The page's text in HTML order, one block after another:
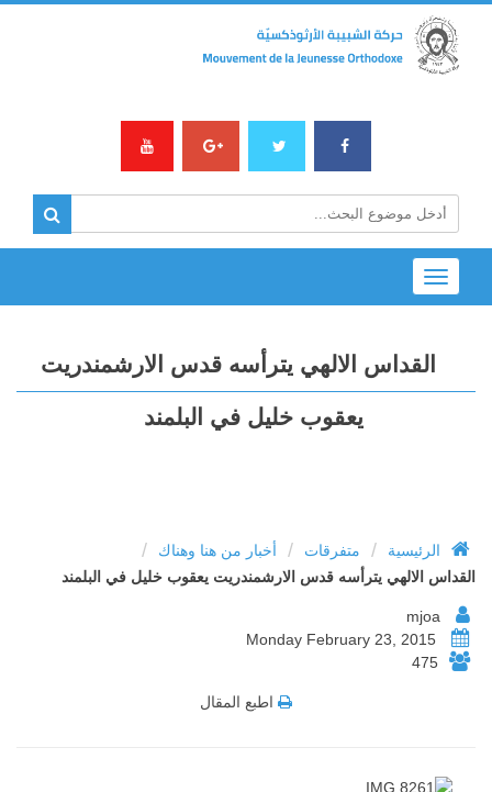
Toggle
navigation
القداس الالهي يترأسه قدس الارشمندريت
يعقوب خليل في البلمند‏
الرئيسية / متفرقات / أخبار من هنا وهناك /
القداس الالهي يترأسه قدس الارشمندريت يعقوب خليل في البلمند‏
475
اطبع المقال